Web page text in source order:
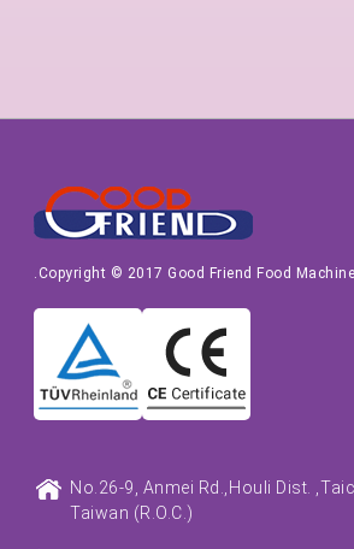
Copyright © 2017 Good Friend Food Machine
No.26-9, Anmei Rd.,Houli Dist. ,
Taiwan (R.O.C.)